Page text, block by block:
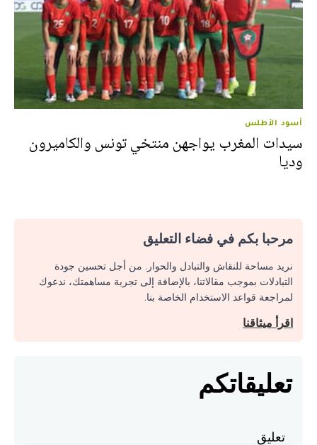
أسود الأطلس
سيدات المغرب يواجهن منتخي تونس والكاميرون
وديا
مرحبا بكم في فضاء التعليق
نريد مساحة للنقاش والتبادل والحوار. من أجل تحسين جودة
التبادلات بموجب مقالاتنا، بالإضافة إلى تجربة مساهمتك، ندعوك
لمراجعة قواعد الاستخدام الخاصة بنا.
اقرأ ميثاقنا
تعليقاتكم
تعليق